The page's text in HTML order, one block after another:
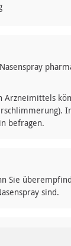
Arzneimittels
befragen.
Sie
sind.